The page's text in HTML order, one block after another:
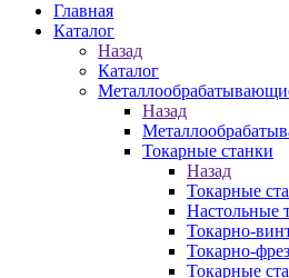
Главная
Каталог
Назад
Каталог
Назад
Токарные станки
Назад
Токарные
Настольные
Токарно-
Токарно-
Токарные